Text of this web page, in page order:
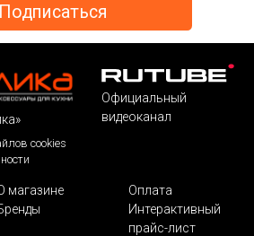
cookies
Официальный
видеоканал
магазине
Оплата
Интерактивный
прайс-лист